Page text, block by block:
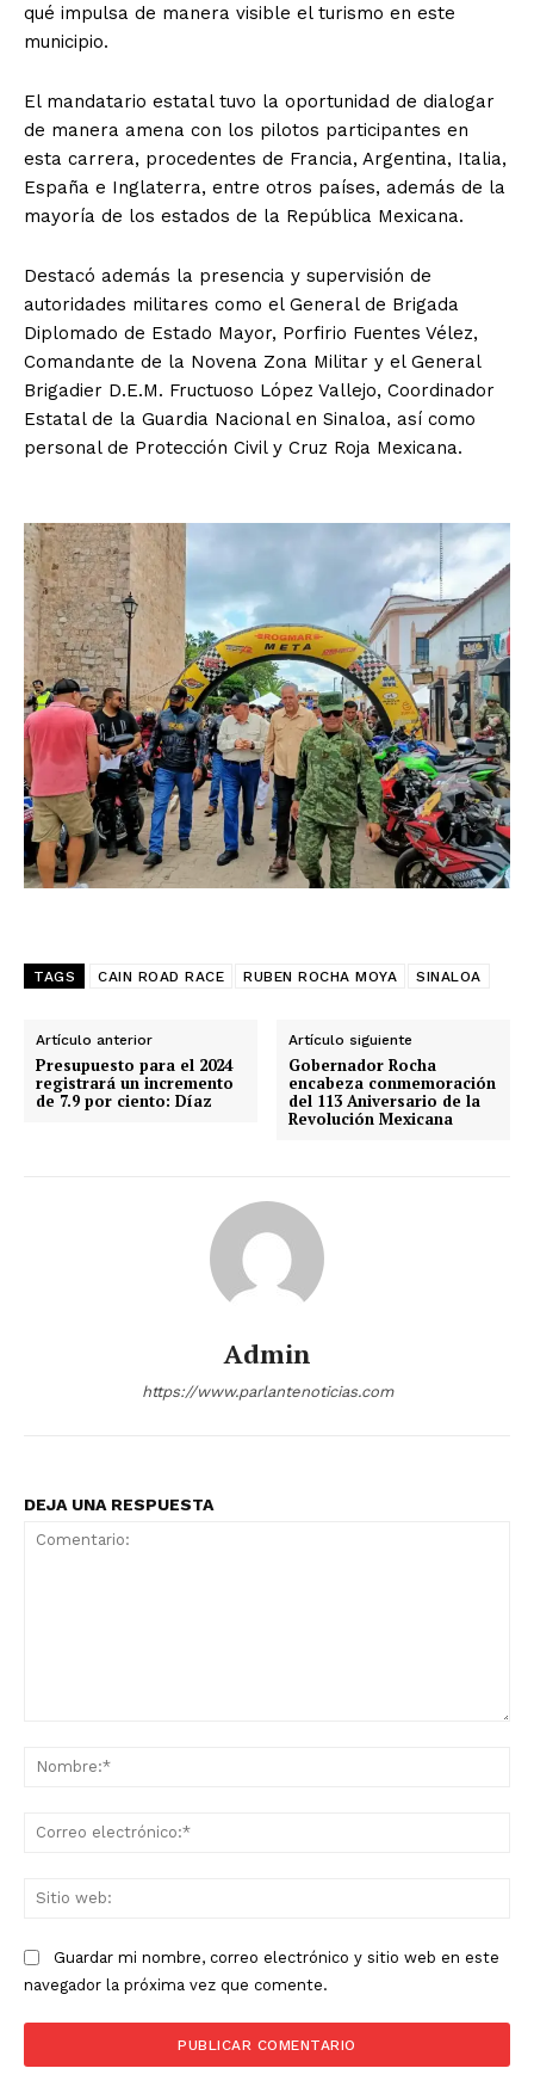
qué impulsa de manera visible el turismo en este
municipio.
El mandatario estatal tuvo la oportunidad de dialogar
de manera amena con los pilotos participantes en
esta carrera, procedentes de Francia, Argentina, Italia,
España e Inglaterra, entre otros países, además de la
mayoría de los estados de la República Mexicana.
Destacó además la presencia y supervisión de
autoridades militares como el General de Brigada
Diplomado de Estado Mayor, Porfirio Fuentes Vélez,
Comandante de la Novena Zona Militar y el General
Brigadier D.E.M. Fructuoso López Vallejo, Coordinador
Estatal de la Guardia Nacional en Sinaloa, así como
personal de Protección Civil y Cruz Roja Mexicana.
TAGS CAIN ROAD RACE RUBEN ROCHA MOYA SINALOA
Artículo anterior
Presupuesto para el 2024
registrará un incremento
de 7.9 por ciento: Díaz
Artículo siguiente
Gobernador Rocha
encabeza conmemoración
del 113 Aniversario de la
Revolución Mexicana
Admin
https://www.parlantenoticias.com
DEJA UNA RESPUESTA
Guardar mi nombre, correo electrónico y sitio web en este
navegador la próxima vez que comente.